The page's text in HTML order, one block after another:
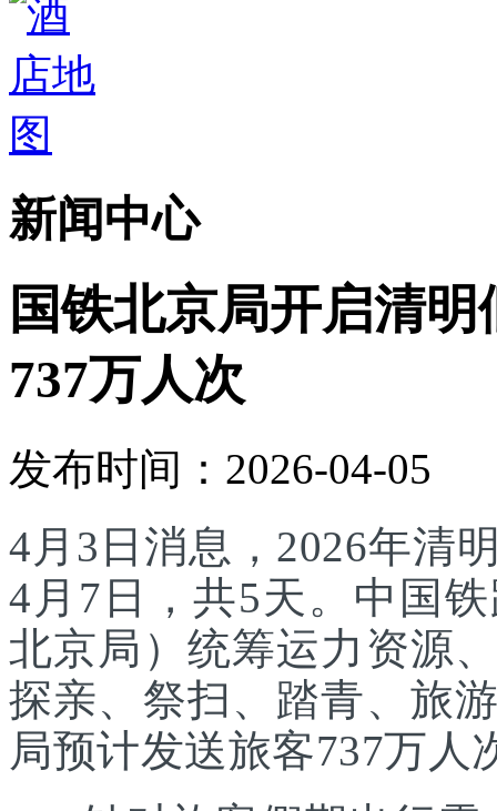
新闻中心
国铁北京局开启清
737万人次
发布时间：2026-04-05
4月3日消息，2026年清
4月7日，共5天。中国
北京局）统筹运力资源
探亲、祭扫、踏青、旅
局预计发送旅客737万人